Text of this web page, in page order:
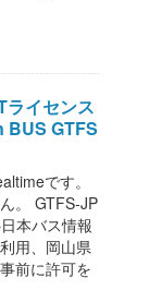
ライセンス
BUS GTFS
です。
。 GTFS-JP
本バス情報
用、岡山県
前に許可を